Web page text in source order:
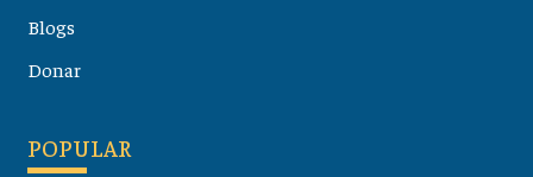
Blogs
Donar
POPULAR